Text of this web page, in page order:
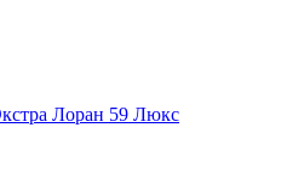
Лоран 59 Люкс